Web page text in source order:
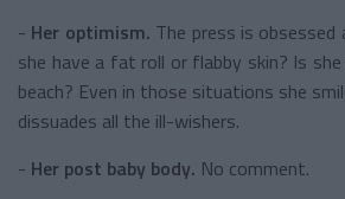
- Her optimism. The press is obsessed
she have a fat roll or flabby skin? Is
beach? Even in those situations she
dissuades all the ill-wishers.
- Her post baby body. No comment.